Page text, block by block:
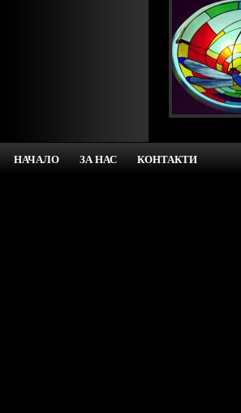
НАЧАЛО ЗА НАС КОНТАКТИ